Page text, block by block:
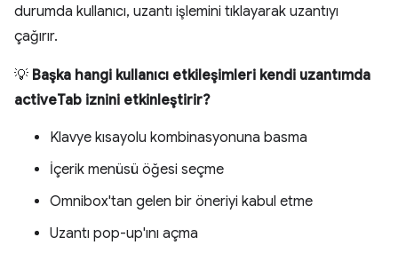
durumda kullanıcı, uzantı işlemini tıklayarak uzantıyı
çağırır.
💡 Başka hangi kullanıcı etkileşimleri kendi uzantımda
activeTab iznini etkinleştirir?
Klavye kısayolu kombinasyonuna basma
İçerik menüsü öğesi seçme
Omnibox'tan gelen bir öneriyi kabul etme
Uzantı pop-up'ını açma